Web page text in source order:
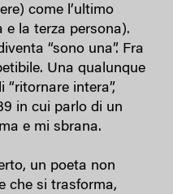
come l’ultimo
e la terza persona).
“sono una”. Fra
Una qualunque
intera”,
in cui parlo di un
e mi sbrana.
un poeta non
che si trasforma,